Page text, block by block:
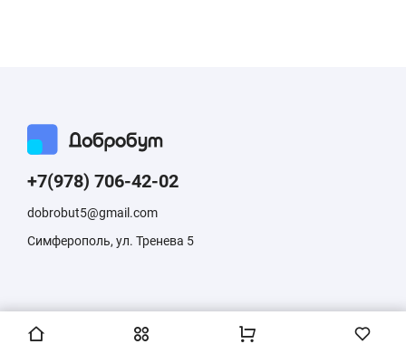
+7(978) 706-42-02
dobrobut5@gmail.com
Симферополь, ул. Тренева 5
Информация, размещенная на сайте, не является публичной
офертой